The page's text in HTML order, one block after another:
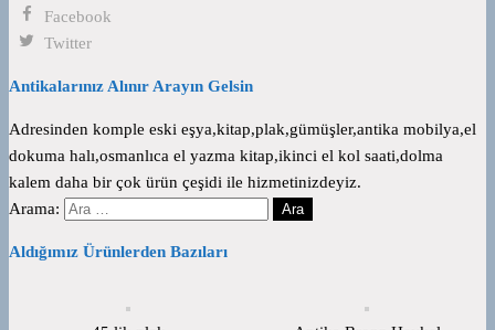
Facebook
Twitter
Antikalarınız Alınır Arayın Gelsin
Adresinden komple eski eşya,kitap,plak,gümüşler,antika mobilya,el
dokuma halı,osmanlıca el yazma kitap,ikinci el kol saati,dolma
kalem daha bir çok ürün çeşidi ile hizmetinizdeyiz.
Arama:
Aldığımız Ürünlerden Bazıları